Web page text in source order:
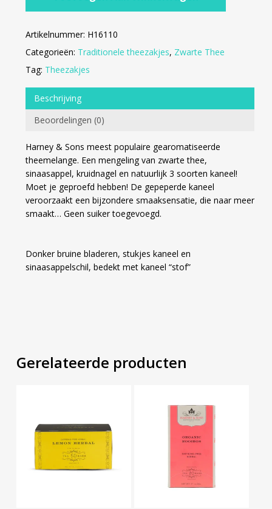
Artikelnummer: H16110
Categorieën: Traditionele theezakjes, Zwarte Thee
Tag: Theezakjes
Beschrijving
Beoordelingen (0)
Harney & Sons meest populaire gearomatiseerde
theemelange. Een mengeling van zwarte thee,
sinaasappel, kruidnagel en natuurlijk 3 soorten kaneel!
Moet je geproefd hebben! De gepeperde kaneel
veroorzaakt een bijzondere smaaksensatie, die naar meer
smaakt… Geen suiker toegevoegd.
Donker bruine bladeren, stukjes kaneel en
sinaasappelschil, bedekt met kaneel “stof”
Gerelateerde producten